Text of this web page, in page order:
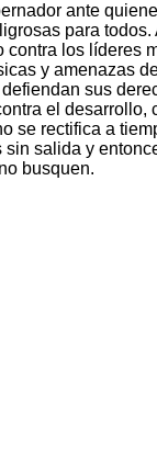
ante
para
los líderes
y amenazas
sus
el desarrollo,
se rectifica a
salida y
busquen.